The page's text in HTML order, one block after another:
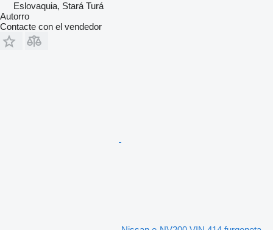
Eslovaquia, Stará Turá
Autorro
Contacte con el vendedor